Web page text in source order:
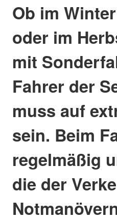
Ob im
oder im
mit
Fahrer der
muss auf
sein. Beim
regelmäßig
die der